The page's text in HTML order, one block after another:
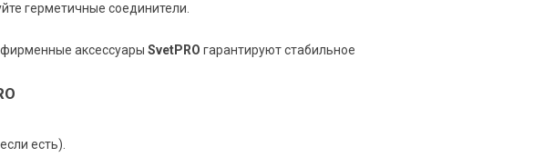
герметичные соединители.
аксессуары SvetPRO гарантируют стабильное
есть).